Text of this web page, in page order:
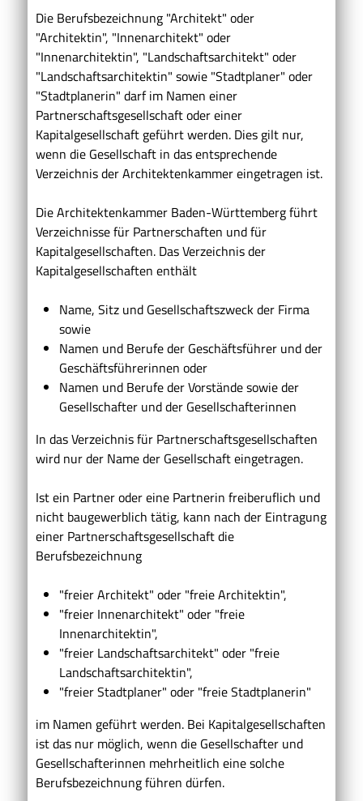
Die Berufsbezeichnung "Architekt" oder
"Architektin", "Innenarchitekt" oder
"Innenarchitektin", "Landschaftsarchitekt" oder
"Landschaftsarchitektin" sowie "Stadtplaner" oder
"Stadtplanerin" darf im Namen einer
Partnerschaftsgesellschaft oder einer
Kapitalgesellschaft geführt werden. Dies gilt nur,
wenn die Gesellschaft in das entsprechende
Verzeichnis der Architektenkammer eingetragen ist.
Die Architektenkammer Baden-Württemberg führt
Verzeichnisse für Partnerschaften und für
Kapitalgesellschaften. Das Verzeichnis der
Kapitalgesellschaften enthält
Name, Sitz und Gesellschaftszweck der Firma
sowie
Namen und Berufe der Geschäftsführer und der
Geschäftsführerinnen oder
Namen und Berufe der Vorstände sowie der
Gesellschafter und der Gesellschafterinnen
In das Verzeichnis für Partnerschaftsgesellschaften
wird nur der Name der Gesellschaft eingetragen.
Ist ein Partner oder eine Partnerin freiberuflich und
nicht baugewerblich tätig, kann nach der Eintragung
einer Partnerschaftsgesellschaft die
Berufsbezeichnung
"freier Architekt" oder "freie Architektin",
"freier Innenarchitekt" oder "freie
Innenarchitektin",
"freier Landschaftsarchitekt" oder "freie
Landschaftsarchitektin",
"freier Stadtplaner" oder "freie Stadtplanerin"
im Namen geführt werden. Bei Kapitalgesellschaften
ist das nur möglich, wenn die Gesellschafter und
Gesellschafterinnen mehrheitlich eine solche
Berufsbezeichnung führen dürfen.